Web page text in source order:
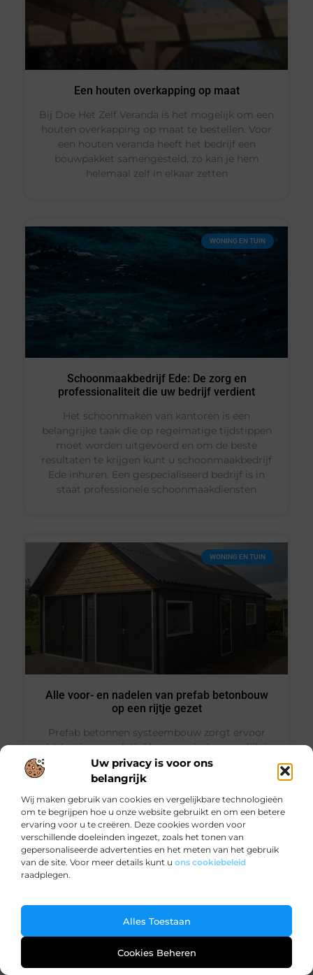
Uw privacy is voor ons
belangrijk
Wij maken gebruik van cookies en vergelijkbare technologieën
om te begrijpen hoe u onze website gebruikt en om een betere
ervaring voor u te creëren. Deze cookies worden voor
verschillende doeleinden ingezet, zoals het tonen van
gepersonaliseerde advertenties en het meten van het gebruik
van de site. Voor meer details kunt u ons cookiebeleid
raadplegen.
Alles Toestaan
Cookies Beheren
Een houten overkapping op maat
Bij Doe Het Zelf Veranda is het mogelijk om een
houten overkapping op maat te bestellen. Voor
een houten veranda heeft het bedrijf een
bouwpakket samengesteld, zo kan je hem
helemaal zelf in elkaar zetten
WONING EN TUIN
Schoonmaakbedrijf Ede: De zorg en
professionaliteit die uw bedrijf verdient
Het schoonmaken van kantoren is een
belangrijke taak die op regelmatige tijdstippen
moet worden uitgevoerd en om de beste
resultaten te krijgen kunt u schoonmaakbedrijf
Ede inhuren. Een gespecialiseerd bedrijf is in
staat professionele schoonmaakdiensten
WONING EN TUIN
Alle voor- en nadelen van prefab betonbouw
op een rijtje gezet
Prefab betonnen systeembouw zorgt ervoor
dat het in een relatief korte periode mogelijk is
om een bouw te realiseren. De buitenkant kan
diverse uitstralingen hebben, waarbij het aan de
constructie